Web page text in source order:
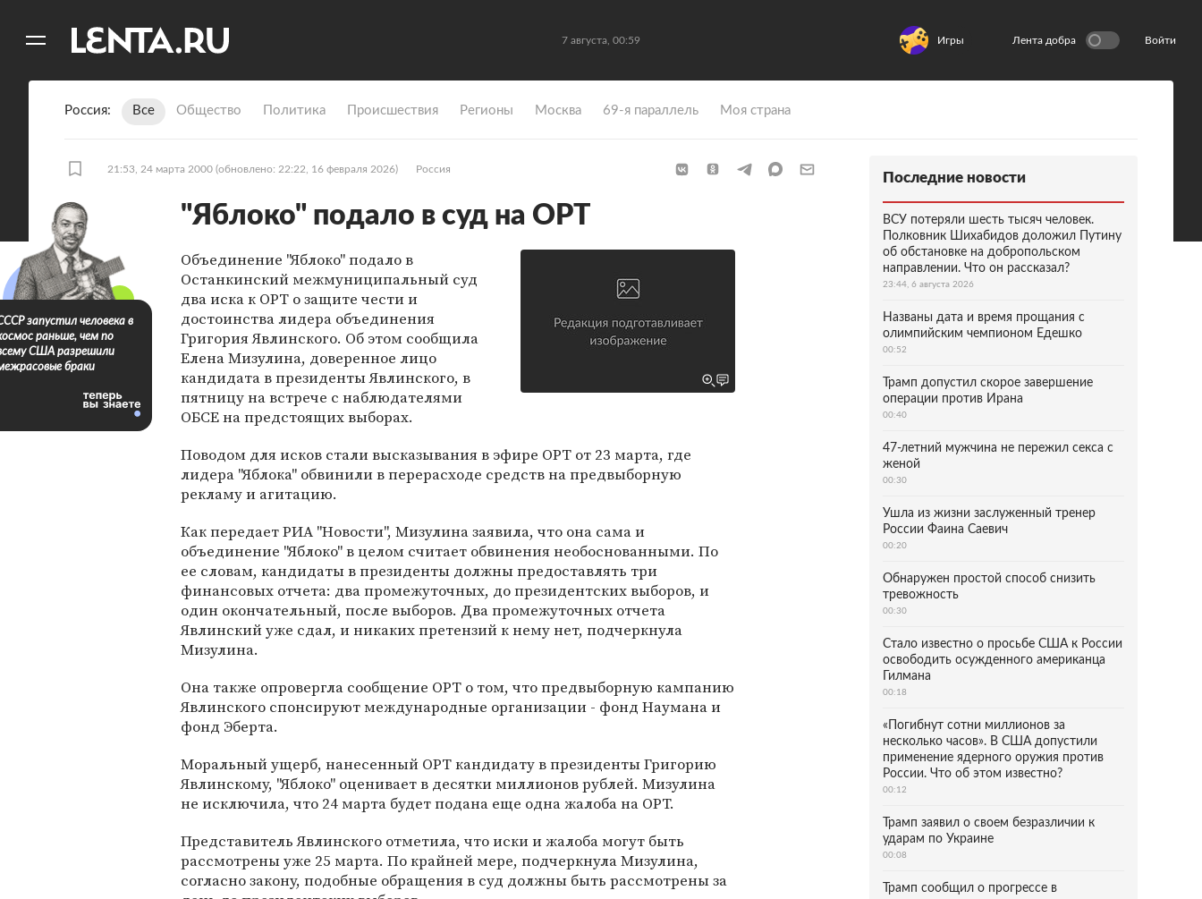
7 августа, 00:59 Игры Лента добра Войти
Россия Все Общество Политика Происшествия Регионы Москва 69-я параллель Моя страна
21:53, 24 марта 2000 (обновлено: 22:22, 16 февраля 2026) Россия
"Яблоко" подало в суд на ОРТ
Объединение "Яблоко" подало в
Останкинский межмуниципальный суд
два иска к ОРТ о защите чести и
достоинства лидера объединения
Григория Явлинского. Об этом сообщила
Елена Мизулина, доверенное лицо
кандидата в президенты Явлинского, в
пятницу на встрече с наблюдателями
ОБСЕ на предстоящих выборах.
Поводом для исков стали высказывания в эфире ОРТ от 23 марта, где
лидера "Яблока" обвинили в перерасходе средств на предвыборную
рекламу и агитацию.
Как передает РИА "Новости", Мизулина заявила, что она сама и
объединение "Яблоко" в целом считает обвинения необоснованными. По
ее словам, кандидаты в президенты должны предоставлять три
финансовых отчета: два промежуточных, до президентских выборов, и
один окончательный, после выборов. Два промежуточных отчета
Явлинский уже сдал, и никаких претензий к нему нет, подчеркнула
Мизулина.
Она также опровергла сообщение ОРТ о том, что предвыборную кампанию
Явлинского спонсируют международные организации - фонд Наумана и
фонд Эберта.
Моральный ущерб, нанесенный ОРТ кандидату в президенты Григорию
Явлинскому, "Яблоко" оценивает в десятки миллионов рублей. Мизулина
не исключила, что 24 марта будет подана еще одна жалоба на ОРТ.
Представитель Явлинского отметила, что иски и жалоба могут быть
рассмотрены уже 25 марта. По крайней мере, подчеркнула Мизулина,
согласно закону, подобные обращения в суд должны быть рассмотрены за
запустил человека в
раньше, чем по
США разрешили
браки
Последние новости
ВСУ потеряли шесть тысяч человек.
Полковник Шихабидов доложил Путину
об обстановке на добропольском
направлении. Что он рассказал?
23:44, 6 августа 2026
Названы дата и время прощания с
олимпийским чемпионом Едешко
00:52
Трамп допустил скорое завершение
операции против Ирана
00:40
47-летний мужчина не пережил секса с
женой
00:30
Ушла из жизни заслуженный тренер
России Фаина Саевич
00:20
Обнаружен простой способ снизить
тревожность
00:30
Стало известно о просьбе США к России
освободить осужденного американца
Гилмана
00:18
«Погибнут сотни миллионов за
несколько часов». В США допустили
применение ядерного оружия против
России. Что об этом известно?
00:12
Трамп заявил о своем безразличии к
ударам по Украине
00:08
Трамп сообщил о прогрессе в